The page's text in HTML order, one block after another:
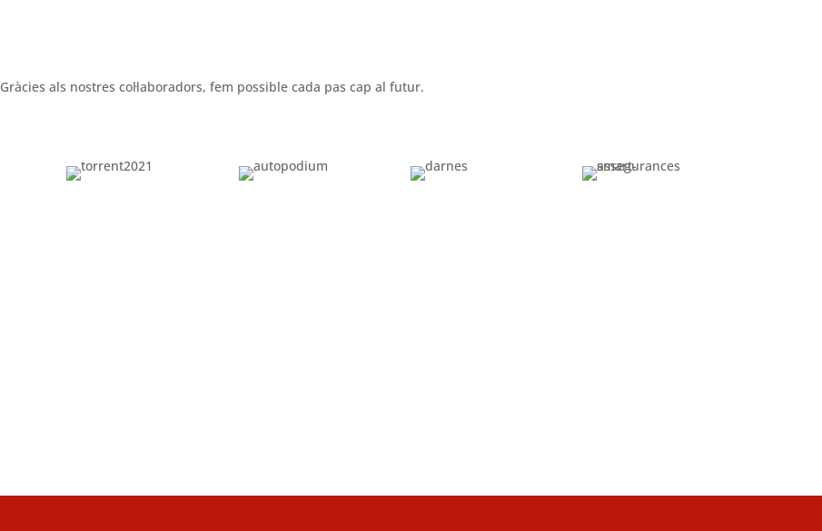
Gràcies als nostres col·laboradors, fem possible cada pas cap al futur.